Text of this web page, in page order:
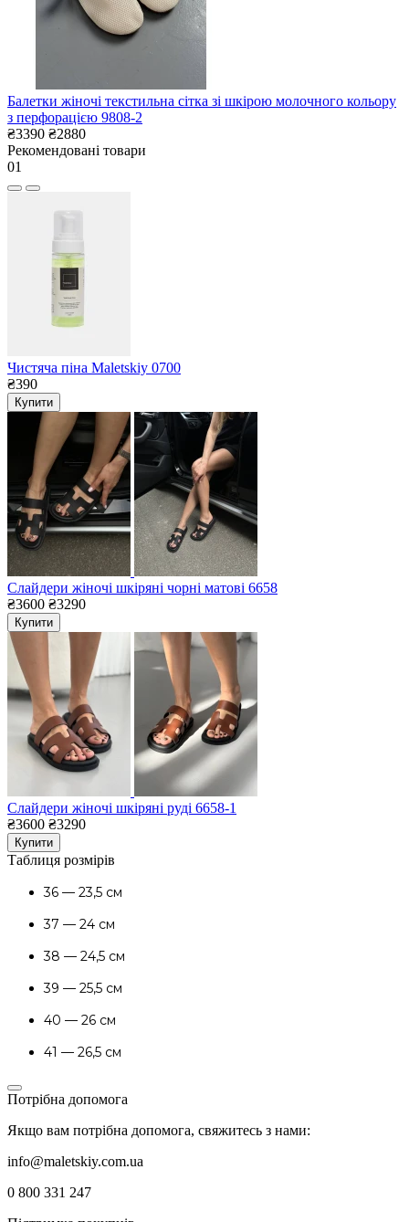
Балетки жіночі текстильна сітка зі шкірою молочного кольору
з перфорацією 9808-2
₴3390 ₴2880
Рекомендовані товари
01
Чистяча піна Maletskiy 0700
₴390
Купити
Слайдери жіночі шкіряні чорні матові 6658
₴3600 ₴3290
Купити
Слайдери жіночі шкіряні руді 6658-1
₴3600 ₴3290
Купити
Таблиця розмірів
36 — 23,5 см
37 — 24 см
38 — 24,5 см
39 — 25,5 см
40 — 26 см
41 — 26,5 см
Потрібна допомога
Якщо вам потрібна допомога, свяжитесь з нами:
info@maletskiy.com.ua
0 800 331 247